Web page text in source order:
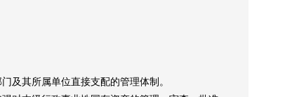
及其所属单位直接支配的管理体制。